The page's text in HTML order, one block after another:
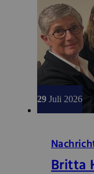
29 Juli 2026
Britta